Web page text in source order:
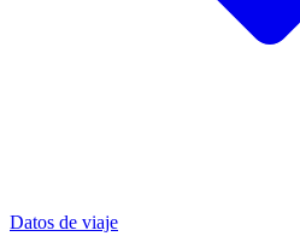
Datos de viaje